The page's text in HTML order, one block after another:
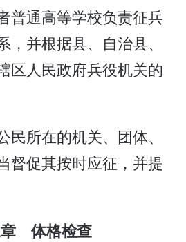
普通高等学校负责征兵
并根据县、自治县、
区人民政府兵役机关的
所在的机关、团体、
督促其按时应征，并提
体格检查